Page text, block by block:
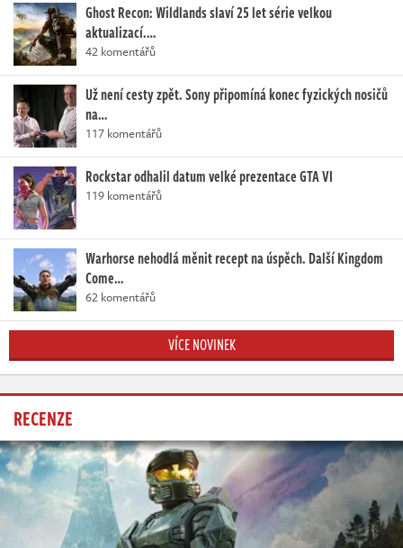
Ghost Recon: Wildlands slaví 25 let série velkou
aktualizací.…
42 komentářů
Už není cesty zpět. Sony připomíná konec fyzických nosičů
na…
117 komentářů
Rockstar odhalil datum velké prezentace GTA VI
119 komentářů
Warhorse nehodlá měnit recept na úspěch. Další Kingdom
Come…
62 komentářů
VÍCE NOVINEK
RECENZE